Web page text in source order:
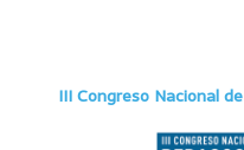
III Congreso Nacional